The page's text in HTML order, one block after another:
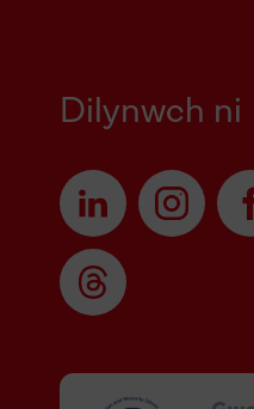
Dilynwch ni